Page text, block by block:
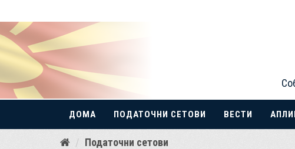
Прескокнете
ДОМА ПОДАТОЧНИ СЕТОВИ ВЕСТИ
Податочни сетови